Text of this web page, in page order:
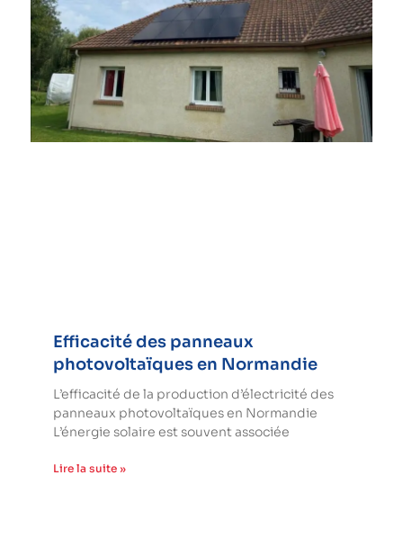
Efficacité des panneaux
photovoltaïques en Normandie
L’efficacité de la production d’électricité des
panneaux photovoltaïques en Normandie
L’énergie solaire est souvent associée
Lire la suite »